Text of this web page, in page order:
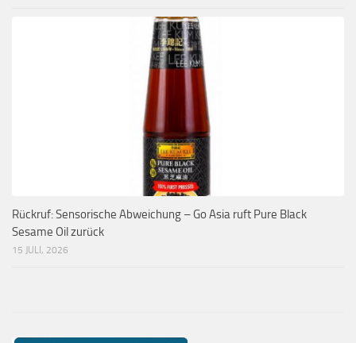
Rückruf: Sensorische Abweichung – Go Asia ruft Pure Black
Sesame Oil zurück
15 JULI, 2026